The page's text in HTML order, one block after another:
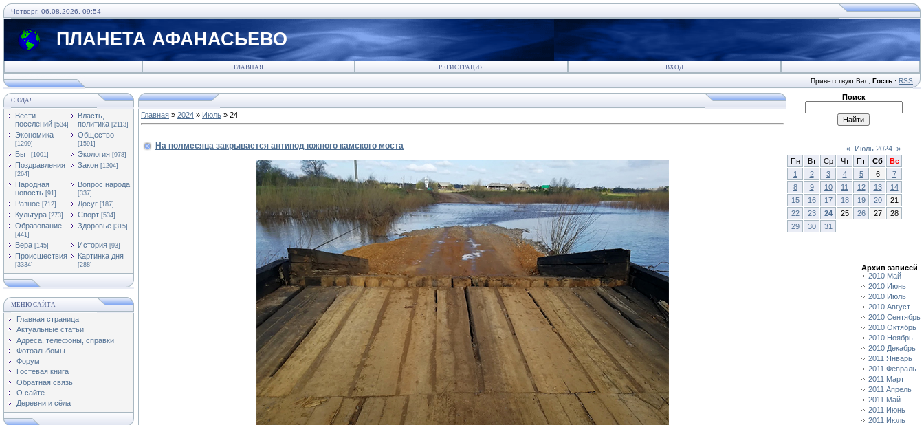
Четверг, 06.08.2026, 09:54
ПЛАНЕТА АФАНАСЬЕВО
ГЛАВНАЯ РЕГИСТРАЦИЯ ВХОД
Приветствую Вас Гость · RSS
СЮДА!
Вести
поселений [534]
Власть,
политика [2113]
Экономика
[1299]
Общество
[1591]
Быт [1001] Экология [978]
Поздравления
[264]
Закон [1204]
Народная
новость [91]
Вопрос народа
[337]
Разное [712] Досуг [187]
Культура [273] Спорт [534]
Образование
[441]
Здоровье [315]
Вера [145] История [93]
Происшествия
[3334]
Картинка дня
[288]
МЕНЮ САЙТА
Главная страница
Актуальные статьи
Адреса, телефоны, справки
Фотоальбомы
Форум
Гостевая книга
Обратная связь
О сайте
Деревни и сёла
Главная » 2024 » Июль » 24
На полмесяца закрывается антипод южного камского моста
Поиск
« Июль 2024 »
Пн
Вт Ср Чт Пт Сб
Вс
1
2 3 4 5 6
7
8
9 10 11 12 13
14
15
16 17 18 19 20
21
22
23 24 25 26 27
28
29
30 31
Архив записей
2010 Май
2010 Июнь
2010 Июль
2010 Август
2010 Сентябрь
2010 Октябрь
2010 Ноябрь
2010 Декабрь
2011 Январь
2011 Февраль
2011 Март
2011 Апрель
2011 Май
2011 Июнь
2011 Июль